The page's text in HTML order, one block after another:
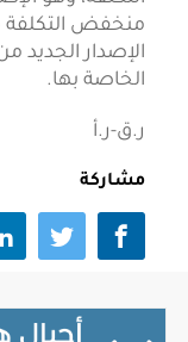
منخفض التكلفة
الإصدار الجديد
الخاصة بها.
ر.ق-ر.أ
مشاركة